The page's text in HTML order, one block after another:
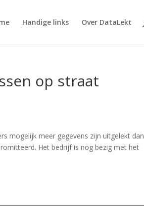
Handige links Over DataLekt
op straat
mogelijk meer gegevens zijn uitgelekt dan
Het bedrijf is nog bezig met het